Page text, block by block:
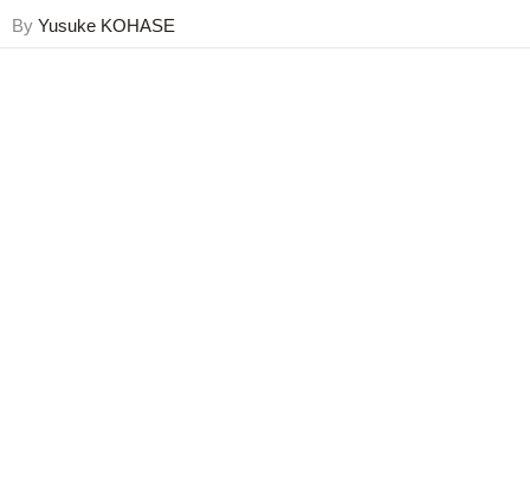
By Yusuke KOHASE